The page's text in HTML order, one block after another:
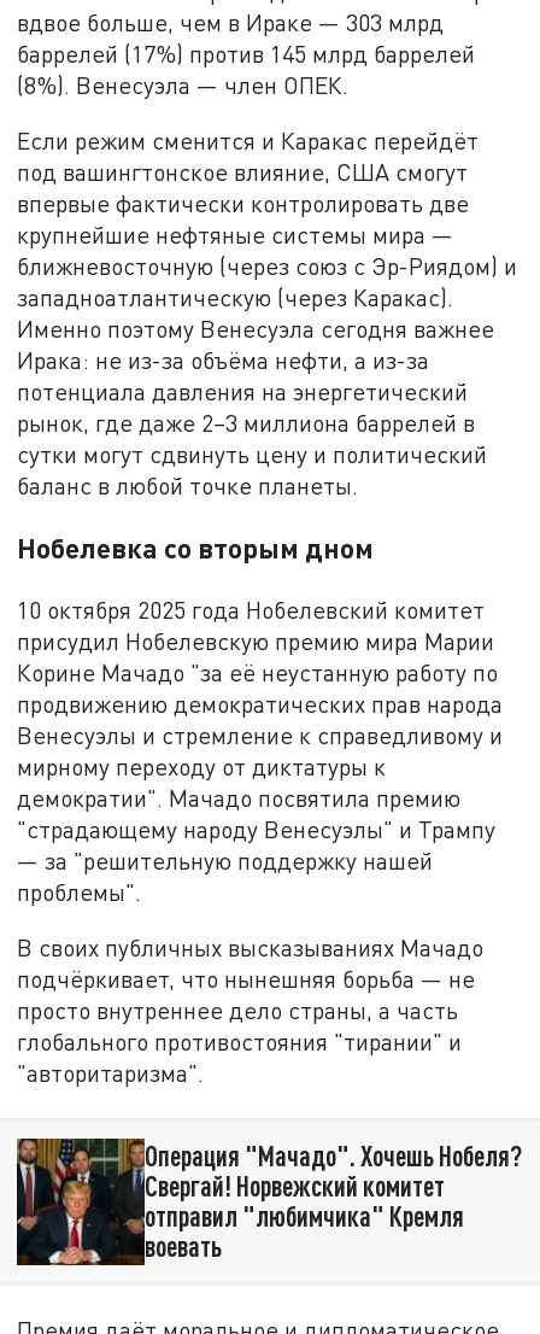
вдвое больше, чем в Ираке — 303 млрд
баррелей (17%) против 145 млрд баррелей
(8%). Венесуэла — член ОПЕК.
Если режим сменится и Каракас перейдёт
под вашингтонское влияние, США смогут
впервые фактически контролировать две
крупнейшие нефтяные системы мира —
ближневосточную (через союз с Эр-Риядом) и
западноатлантическую (через Каракас).
Именно поэтому Венесуэла сегодня важнее
Ирака: не из-за объёма нефти, а из-за
потенциала давления на энергетический
рынок, где даже 2–3 миллиона баррелей в
сутки могут сдвинуть цену и политический
баланс в любой точке планеты.
Нобелевка со вторым дном
10 октября 2025 года Нобелевский комитет
присудил Нобелевскую премию мира Марии
Корине Мачадо "за её неустанную работу по
продвижению демократических прав народа
Венесуэлы и стремление к справедливому и
мирному переходу от диктатуры к
демократии". Мачадо посвятила премию
"страдающему народу Венесуэлы" и Трампу
— за "решительную поддержку нашей
проблемы".
В своих публичных высказываниях Мачадо
подчёркивает, что нынешняя борьба — не
просто внутреннее дело страны, а часть
глобального противостояния "тирании" и
"авторитаризма".
Операция "Мачадо". Хочешь Нобеля?
Свергай! Норвежский комитет
отправил "любимчика" Кремля
воевать